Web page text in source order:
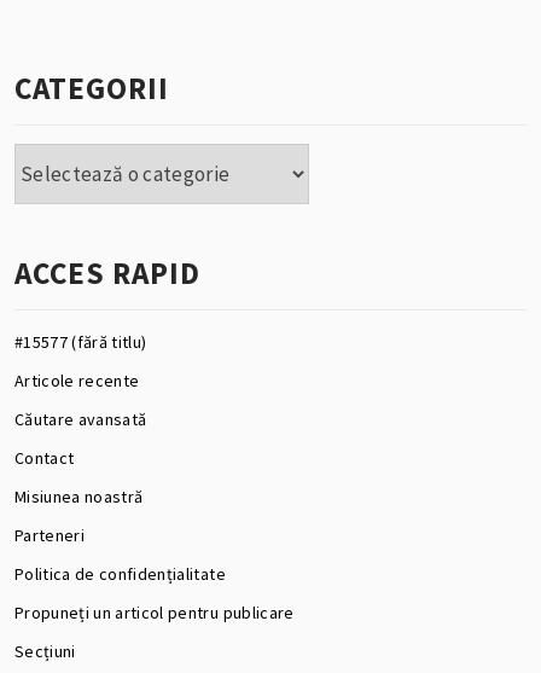
CATEGORII
ACCES RAPID
#15577 (fără titlu)
Articole recente
Căutare avansată
Contact
Misiunea noastră
Parteneri
Politica de confidențialitate
Propuneți un articol pentru publicare
Secțiuni